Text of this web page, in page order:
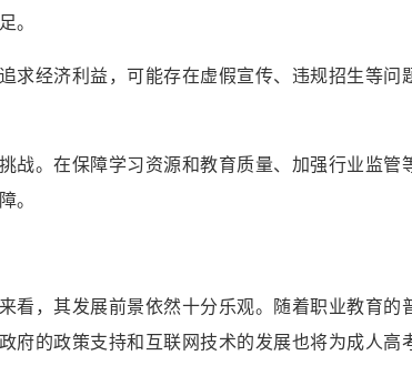
。
求经济利益，可能存在虚假宣传、违规招生等问
战。在保障学习资源和教育质量、加强行业监管
。
看，其发展前景依然十分乐观。随着职业教育的
府的政策支持和互联网技术的发展也将为成人高